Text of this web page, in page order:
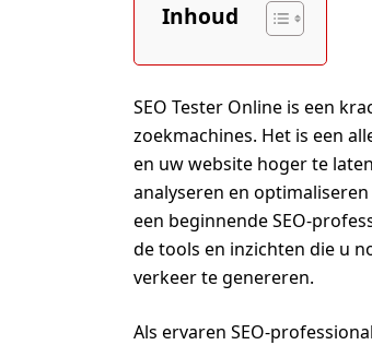
Inhoud
SEO Tester Online is een
zoekmachines. Het is een
en uw website hoger te
analyseren en
een beginnende SEO-
de tools en inzichten die u
verkeer te genereren.
Als ervaren SEO-